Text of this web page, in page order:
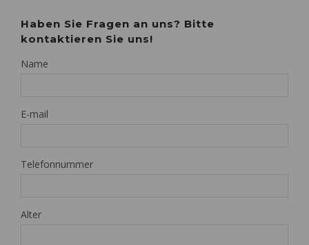
Haben Sie Fragen an uns? Bitte
kontaktieren Sie uns!
Name
E-mail
Telefonnummer
Alter